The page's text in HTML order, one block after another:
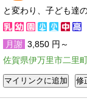
と変わり、子ども達
月謝 3,850 円～
佐賀県伊万里市二里